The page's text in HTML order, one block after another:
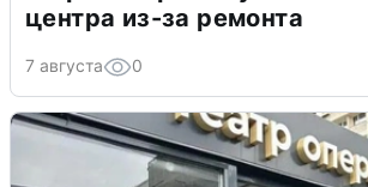
центра из-за ремонта
7 августа 0